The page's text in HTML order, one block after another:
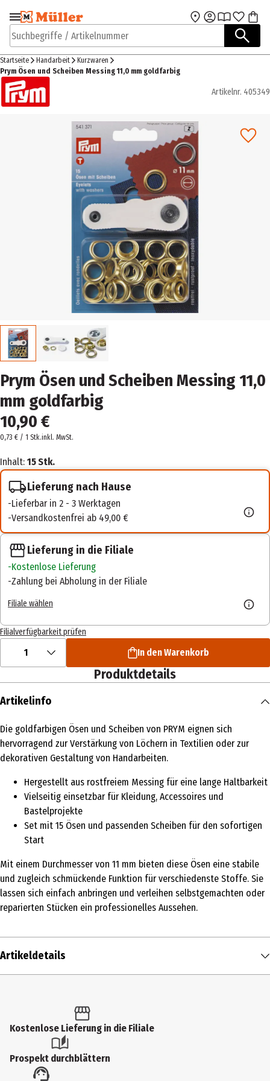
Zur Navigation
springen
Zum Hauptinhalt
Suchbegriffe / Artikelnummer
Startseite Handarbeit
Kurzwaren
Prym Ösen und Scheiben Messing 11,0 mm goldfarbig
Artikelnr. 405349
Prym Ösen und Scheiben Messing 11,0
mm goldfarbig
10,90 €
0,73 € / 1 Stk.inkl. MwSt.
Inhalt: 15 Stk.
Lieferung nach Hause
Lieferbar in 2 - 3 Werktagen
Versandkostenfrei ab 49,00 €
Lieferung in die Filiale
Kostenlose Lieferung
Zahlung bei Abholung in der Filiale
Filiale wählen
Filialverfügbarkeit prüfen
1 In den Warenkorb
Produktdetails
Artikelinfo
Die goldfarbigen Ösen und Scheiben von PRYM eignen sich
hervorragend zur Verstärkung von Löchern in Textilien oder zur
dekorativen Gestaltung von Handarbeiten.
Hergestellt aus rostfreiem Messing für eine lange Haltbarkeit
Vielseitig einsetzbar für Kleidung, Accessoires und
Bastelprojekte
Set mit 15 Ösen und passenden Scheiben für den sofortigen
Start
Mit einem Durchmesser von 11 mm bieten diese Ösen eine stabile
und zugleich schmückende Funktion für verschiedenste Stoffe. Sie
lassen sich einfach anbringen und verleihen selbstgemachten oder
reparierten Stücken ein professionelles Aussehen.
Artikeldetails
Produkttyp
Lieferumfang
Kostenlose Lieferung in die Filiale
Prospekt durchblättern